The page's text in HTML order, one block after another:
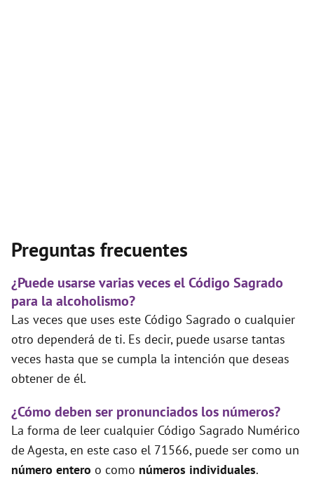
Preguntas frecuentes
¿Puede usarse varias veces el Código Sagrado
para la alcoholismo?
Las veces que uses este Código Sagrado o cualquier
otro dependerá de ti. Es decir, puede usarse tantas
veces hasta que se cumpla la intención que deseas
obtener de él.
¿Cómo deben ser pronunciados los números?
La forma de leer cualquier Código Sagrado Numérico
de Agesta, en este caso el 71566, puede ser como un
número entero o como números individuales.